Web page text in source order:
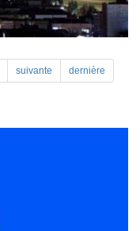
suivante dernière